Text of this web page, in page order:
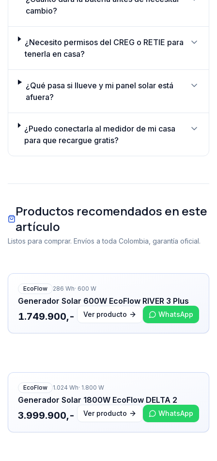
cambio?
¿Necesito permisos del CREG o RETIE para
tenerla en casa?
¿Qué pasa si llueve y mi panel solar está
afuera?
¿Puedo conectarla al medidor de mi casa
para que recargue gratis?
Productos recomendados en este
artículo
Listos para comprar. Envíos a toda Colombia, garantía oficial.
EcoFlow 286 Wh· 600 W
Generador Solar 600W EcoFlow RIVER 3 Plus
1.749.900,- Ver producto WhatsApp
EcoFlow 1.024 Wh· 1.800 W
Generador Solar 1800W EcoFlow DELTA 2
3.999.900,- Ver producto WhatsApp